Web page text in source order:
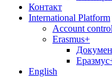
Контакт
International Platform
Account control
Erasmus+
English